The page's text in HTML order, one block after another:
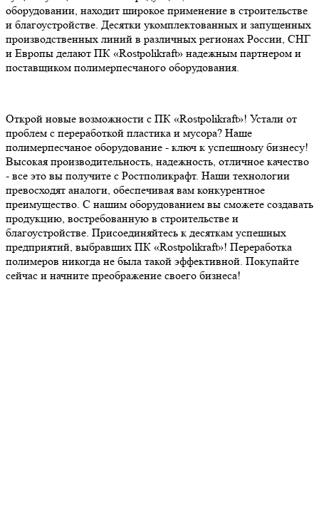
оборудовании, находит широкое применение в строительстве
и благоустройстве. Десятки укомплектованных и запущенных
производственных линий в различных регионах России, СНГ
и Европы делают ПК «Rostpolikraft» надежным партнером и
поставщиком полимерпесчаного оборудования.
Открой новые возможности с ПК «Rostpolikraft»! Устали от
проблем с переработкой пластика и мусора? Наше
полимерпесчаное оборудование - ключ к успешному бизнесу!
Высокая производительность, надежность, отличное качество
- все это вы получите с Ростполикрафт. Наши технологии
превосходят аналоги, обеспечивая вам конкурентное
преимущество. С нашим оборудованием вы сможете создавать
продукцию, востребованную в строительстве и
благоустройстве. Присоединяйтесь к десяткам успешных
предприятий, выбравших ПК «Rostpolikraft»! Переработка
полимеров никогда не была такой эффективной. Покупайте
сейчас и начните преображение своего бизнеса!